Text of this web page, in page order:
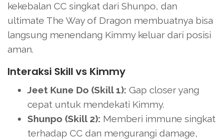
kekebalan CC singkat dari Shunpo, dan
ultimate The Way of Dragon membuatnya bisa
langsung menendang Kimmy keluar dari posisi
aman.
Interaksi Skill vs Kimmy
Jeet Kune Do (Skill 1): Gap closer yang
cepat untuk mendekati Kimmy.
Shunpo (Skill 2): Memberi immune singkat
terhadap CC dan mengurangi damage,